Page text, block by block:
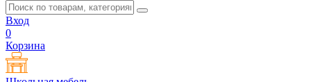
Вход
0
Корзина